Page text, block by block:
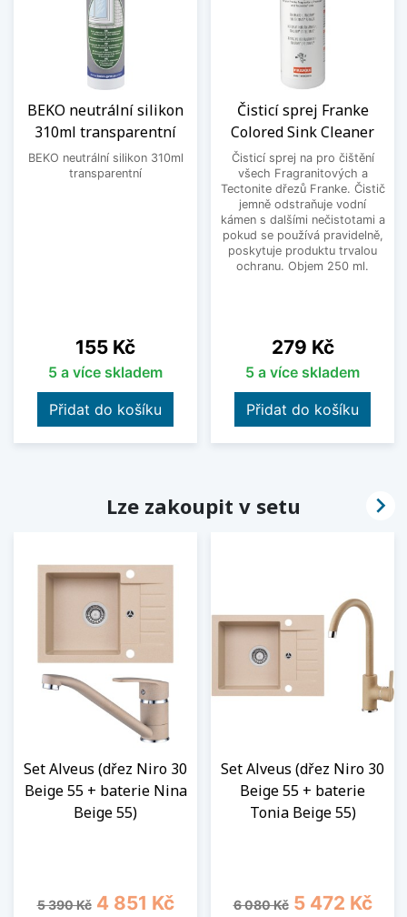
BEKO neutrální silikon
310ml transparentní
BEKO neutrální silikon 310ml
transparentní
Cena
155 Kč
5 a více skladem
Přidat do košíku
Čisticí sprej Franke
Colored Sink Cleaner
Čisticí sprej na pro čištění
všech Fragranitových a
Tectonite dřezů Franke. Čistič
jemně odstraňuje vodní
kámen s dalšími nečistotami a
pokud se používá pravidelně,
poskytuje produktu trvalou
ochranu. Objem 250 ml.
Cena
279 Kč
5 a více skladem
Přidat do košíku
Lze zakoupit v setu
Set Alveus (dřez Niro 30
Beige 55 + baterie Nina
Beige 55)
Běžná cena
5 390 Kč Cena
4 851 Kč
Set Alveus (dřez Niro 30
Beige 55 + baterie
Tonia Beige 55)
Běžná cena
6 080 Kč Cena
5 472 Kč
